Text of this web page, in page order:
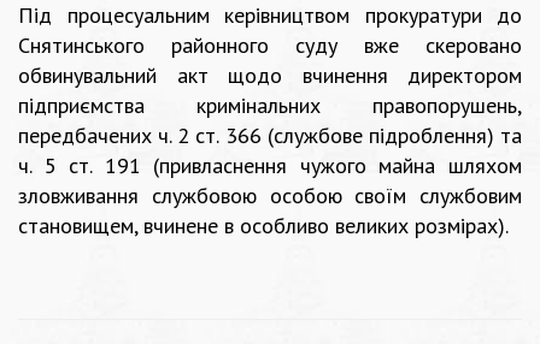
Під процесуальним керівництвом прокуратури до
Снятинського районного суду вже скеровано
обвинувальний акт щодо вчинення директором
підприємства кримінальних правопорушень,
передбачених ч. 2 ст. 366 (службове підроблення) та
ч. 5 ст. 191 (привласнення чужого майна шляхом
зловживання службовою особою своїм службовим
становищем, вчинене в особливо великих розмірах).